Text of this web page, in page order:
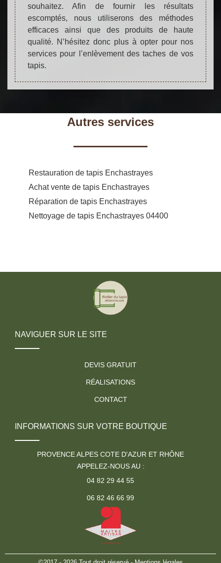
souhaitez. Afin de fournir les résultats
escomptés, nous utiliserons des méthodes
efficaces ainsi que des produits de haute
qualité. N’hésitez donc plus à opter pour nos
services pour l’enlèvement des taches de vos
tapis.
Autres services
Restauration de tapis Enchastrayes
Achat vente de tapis Enchastrayes
Réparation de tapis Enchastrayes
Nettoyage de tapis Enchastrayes 04400
NAVIGUER SUR LE SITE
DEVIS GRATUIT
RÉALISATIONS
CONTACT
INFORMATIONS SUR VOTRE BOUTIQUE
PROVENCE ALPES COTE D'AZUR ET RHÔNE
APPELEZ-NOUS AU :
04 82 29 44 55
06 82 46 66 99